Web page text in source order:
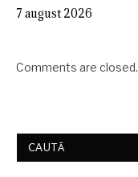
7 august 2026
Comments are closed.
CAUTĂ